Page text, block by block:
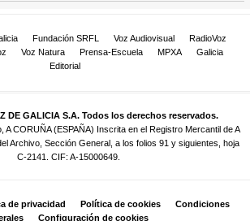
Fundación SRFL Voz Audiovisual
RadioVoz
Voz Natura Prensa-Escuela MPXA
Galicia
Editorial
DE GALICIA S.A. Todos los derechos reservados.
A CORUÑA (ESPAÑA) Inscrita en el Registro Mercantil de A
Archivo, Sección General, a los folios 91 y siguientes, hoja
C-2141. CIF: A-15000649.
de privacidad Política de cookies
Condiciones
Configuración de cookies